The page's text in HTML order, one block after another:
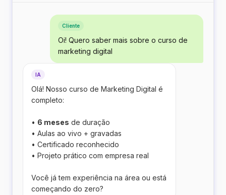
Cliente
Oi! Quero saber mais sobre o curso de
marketing digital
IA
Olá! Nosso curso de Marketing Digital é
completo:
• 6 meses de duração
• Aulas ao vivo + gravadas
• Certificado reconhecido
• Projeto prático com empresa real
Você já tem experiência na área ou está
começando do zero?